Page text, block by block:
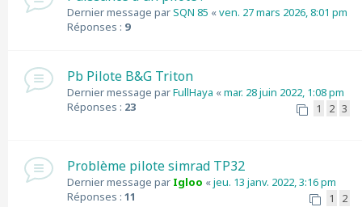
Dernier message parSQN 85 «ven. 27 mars 2026, 8:01 pm
Réponses : 9
Pb Pilote B&G Triton
Dernier message parFullHaya «mar. 28 juin 2022, 1:08 pm
Réponses : 23 1 2 3
Problème pilote simrad TP32
Dernier message par Igloo «jeu. 13 janv. 2022, 3:16 pm
Réponses : 11 1 2